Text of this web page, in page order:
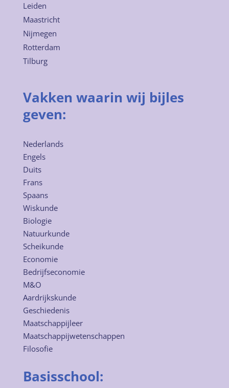
Leiden
Maastricht
Nijmegen
Rotterdam
Tilburg
Vakken waarin wij bijles
geven:
Nederlands
Engels
Duits
Frans
Spaans
Wiskunde
Biologie
Natuurkunde
Scheikunde
Economie
Bedrijfseconomie
M&O
Aardrijkskunde
Geschiedenis
Maatschappijleer
Maatschappijwetenschappen
Filosofie
Basisschool: